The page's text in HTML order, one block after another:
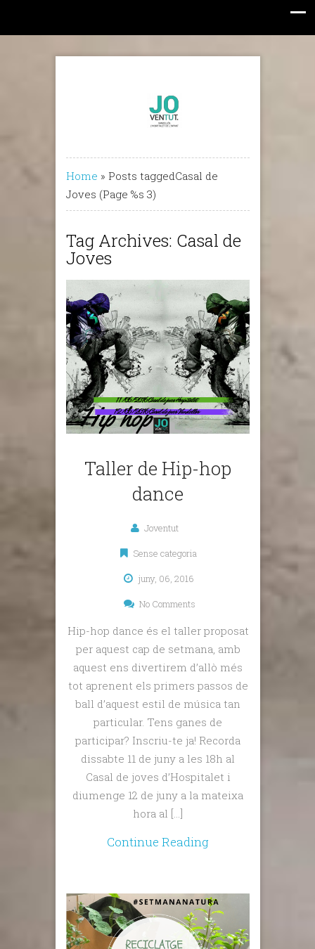
Home » Posts taggedCasal de
Joves (Page %s 3)
Tag Archives: Casal de
Joves
Taller de Hip-hop
dance
Joventut
Sense categoria
juny, 06, 2016
No Comments
Hip-hop dance és el taller proposat
per aquest cap de setmana, amb
aquest ens divertirem d’allò més
tot aprenent els primers passos de
ball d’aquest estil de música tan
particular. Tens ganes de
participar? Inscriu-te ja! Recorda
dissabte 11 de juny a les 18h al
Casal de joves d’Hospitalet i
diumenge 12 de juny a la mateixa
hora al […]
Continue Reading